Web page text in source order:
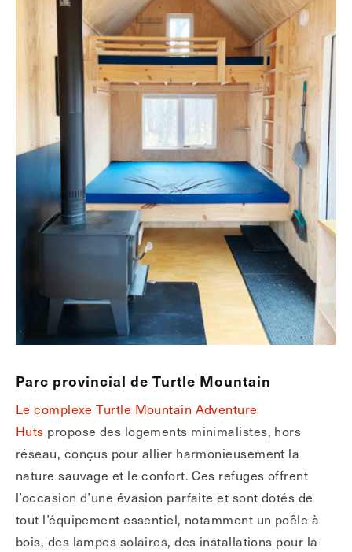
Parc provincial de Turtle Mountain
Le complexe Turtle Mountain Adventure
Huts propose des logements minimalistes, hors
réseau, conçus pour allier harmonieusement la
nature sauvage et le confort. Ces refuges offrent
l’occasion d’une évasion parfaite et sont dotés de
tout l’équipement essentiel, notamment un poêle à
bois, des lampes solaires, des installations pour la